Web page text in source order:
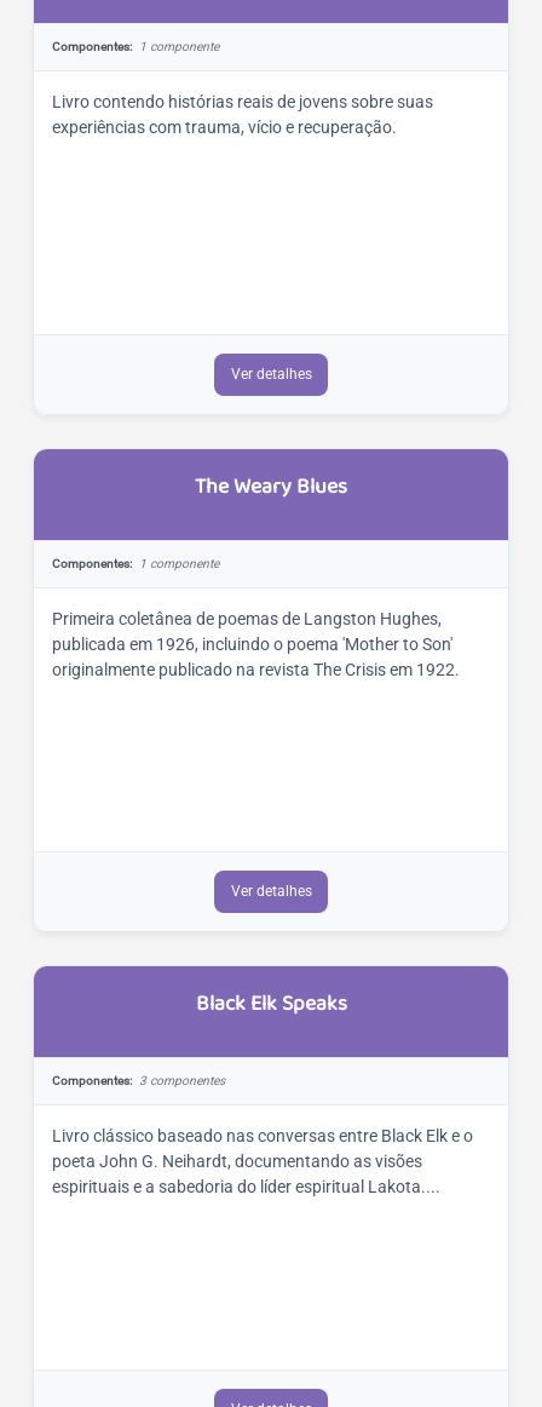
Componentes: 1 componente
Livro contendo histórias reais de jovens sobre suas
experiências com trauma, vício e recuperação.
Ver detalhes
The Weary Blues
Componentes: 1 componente
Primeira coletânea de poemas de Langston Hughes,
publicada em 1926, incluindo o poema 'Mother to Son'
originalmente publicado na revista The Crisis em 1922.
Ver detalhes
Black Elk Speaks
Componentes: 3 componentes
Livro clássico baseado nas conversas entre Black Elk e o
poeta John G. Neihardt, documentando as visões
espirituais e a sabedoria do líder espiritual Lakota....